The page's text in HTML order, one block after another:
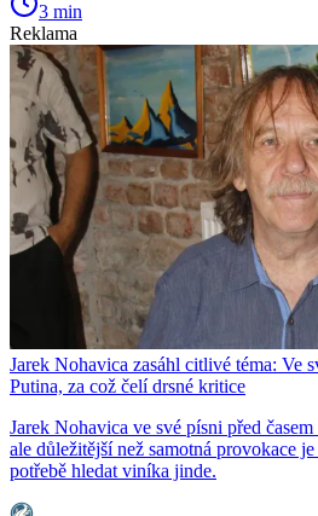
3 min
Reklama
Jarek Nohavica zasáhl citlivé téma: Ve
Putina, za což čelí drsné kritice
Jarek Nohavica ve své písni před
ale důležitější než samotná provokace
potřebě hledat viníka jinde.